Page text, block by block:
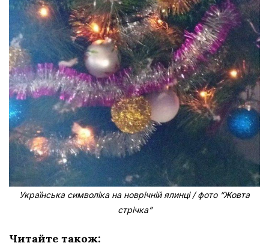
Українська символіка на новрічній ялинці / фото “Жовта
стрічка”
Читайте також: